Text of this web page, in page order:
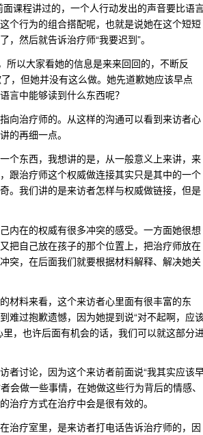
课程讲过的，一个人行动发出的声音要比语
个行为的组合搭配呢，也就是说她在这个短短
然后就告诉治疗师“我要迟到”。
所以大家看她的信息是来来回回的，不断反
，但她并没有这么做。她先道歉她应该早点
言中能够读到什么东西呢？
向治疗师的。从这样的沟通可以看到来访者心
的再细一点。
个东西，我想讲的是，从一般意义上来讲，来
跟治疗师这个权威做连接其实只是其中的一个
。我们讲的是来访者怎样与权威做链接，但是
内在的权威有很多冲突的感受。一方面她很想
把自己放在孩子的那个位置上，把治疗师放在
突，在后面我们就要根据材料解释、解决她关
材料来看，这个来访者心里面有很丰富的东
难过抱歉遗憾，因为她提到说“对不起啊，应
，也许后面有机会的话，我们可以就这部分
者讨论，因为这个来访者前面说“我其实应该
会做一些事情，在她做这些行为背后的情感、
疗方式在治疗中会是很有效的。
治疗室里，是来访者打电话告诉治疗师的，因